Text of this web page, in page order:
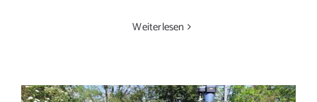
Weiterlesen